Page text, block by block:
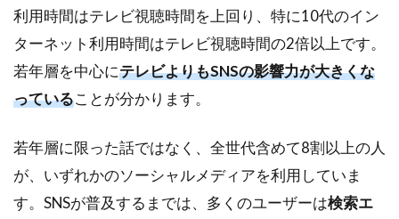
フ
ル
エ
ン
サ
ー
ケ
ィ
利用時間はテレビ視聴時間を上回り、特に10代のイン
ターネット利用時間はテレビ視聴時間の2倍以上です。
若年層を中心にテレビよりもSNSの影響力が大きくな
っていることが分かります。
若年層に限った話ではなく、全世代含めて8割以上の人
が、いずれかのソーシャルメディアを利用していま
す。SNSが普及するまでは、多くのユーザーは検索エ